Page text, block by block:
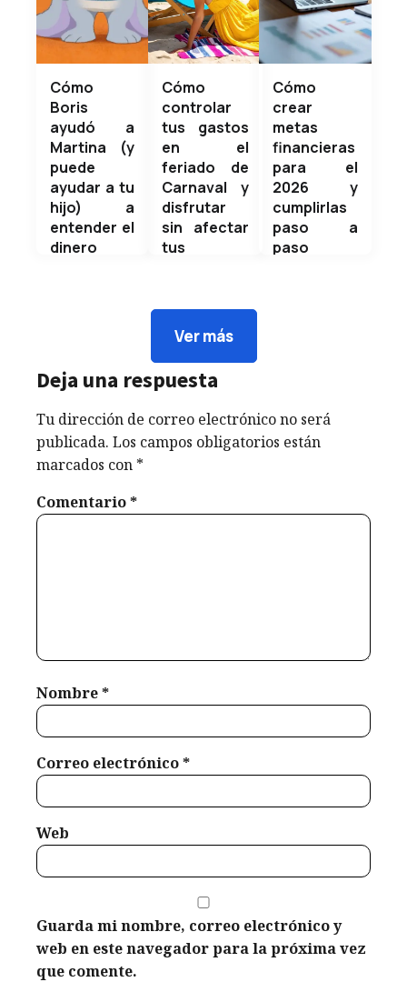
Cómo
Boris
ayudó a
Martina (y
puede
ayudar a tu
hijo) a
entender el
dinero
interés
compuesto
pero
descubrí
que hay
más
2026
Cómo
controlar
tus gastos
en el
feriado de
Carnaval y
disfrutar
sin afectar
tus
Carnaval o
cuidar tus
finanzas?
Puedes
hacer
problema
no es el
controlar
en el feriado
sin estrés ni
Weldyn
febrero 8,
Cómo
crear
metas
financieras
para el
2026 y
cumplirlas
paso a
paso
embargo, la
mayoría de
Ver más
Deja una respuesta
Tu dirección de correo electrónico no será
publicada. Los campos obligatorios están
marcados con *
Comentario*
Nombre*
Correo electrónico*
Web
Guarda mi nombre, correo electrónico y
web en este navegador para la próxima vez
que comente.